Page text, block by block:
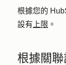
根據您的
設有 上限 。
根據關